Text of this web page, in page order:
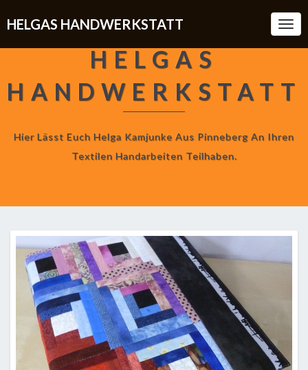
HELGAS HANDWERKSTATT
HELGAS
HANDWERKSTATT
Hier Lässt Euch Helga Kamjunke Aus Pinneberg An Ihren
Textilen Handarbeiten Teilhaben.